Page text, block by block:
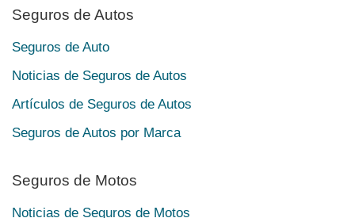
Seguros de Autos
Seguros de Auto
Noticias de Seguros de Autos
Artículos de Seguros de Autos
Seguros de Autos por Marca
Seguros de Motos
Noticias de Seguros de Motos